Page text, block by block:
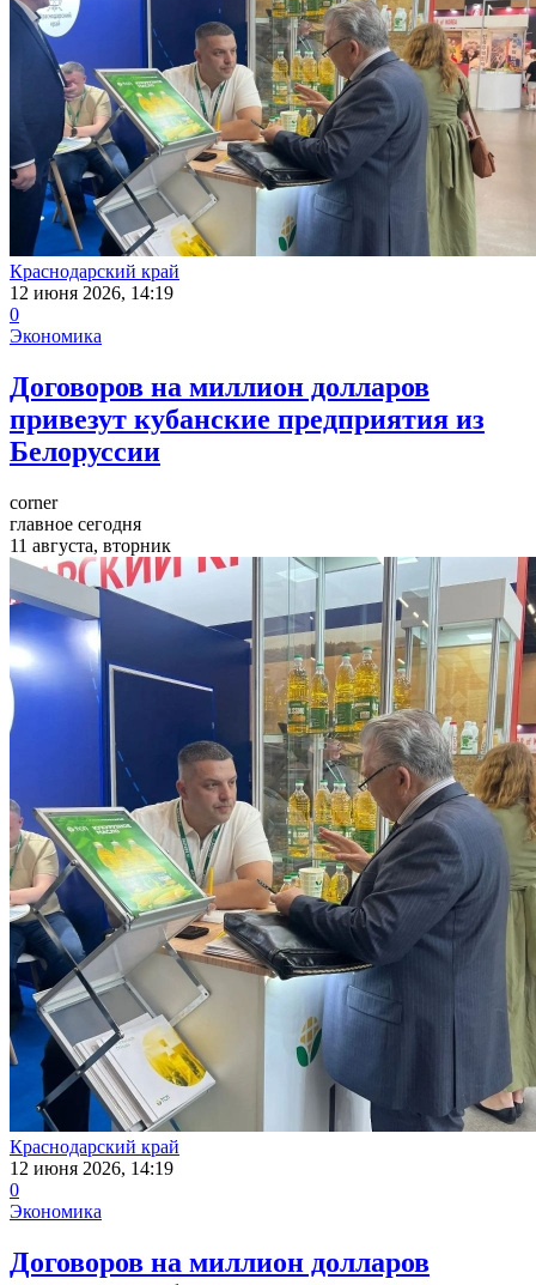
Краснодарский край
12 июня 2026, 14:19
0
Экономика
Договоров на миллион долларов
привезут кубанские предприятия из
Белоруссии
corner
главное сегодня
11 августа, вторник
Краснодарский край
12 июня 2026, 14:19
0
Экономика
Договоров на миллион долларов